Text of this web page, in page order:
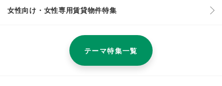
女性向け・女性専用賃貸物件特集
テーマ特集一覧